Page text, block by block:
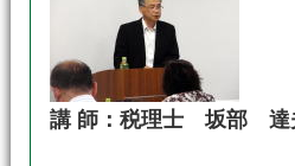
講 師：税理士 坂部 達